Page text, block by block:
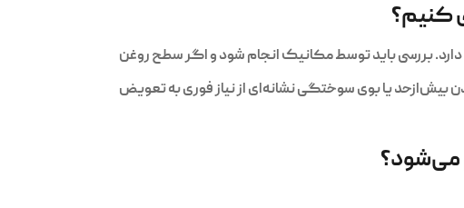
کنیم؟
بررسی باید توسط مکانیک انجام شود و اگر سطح روغن
یا بوی سوختگی نشانه‌ای از نیاز فوری به تعویض
می‌شود؟